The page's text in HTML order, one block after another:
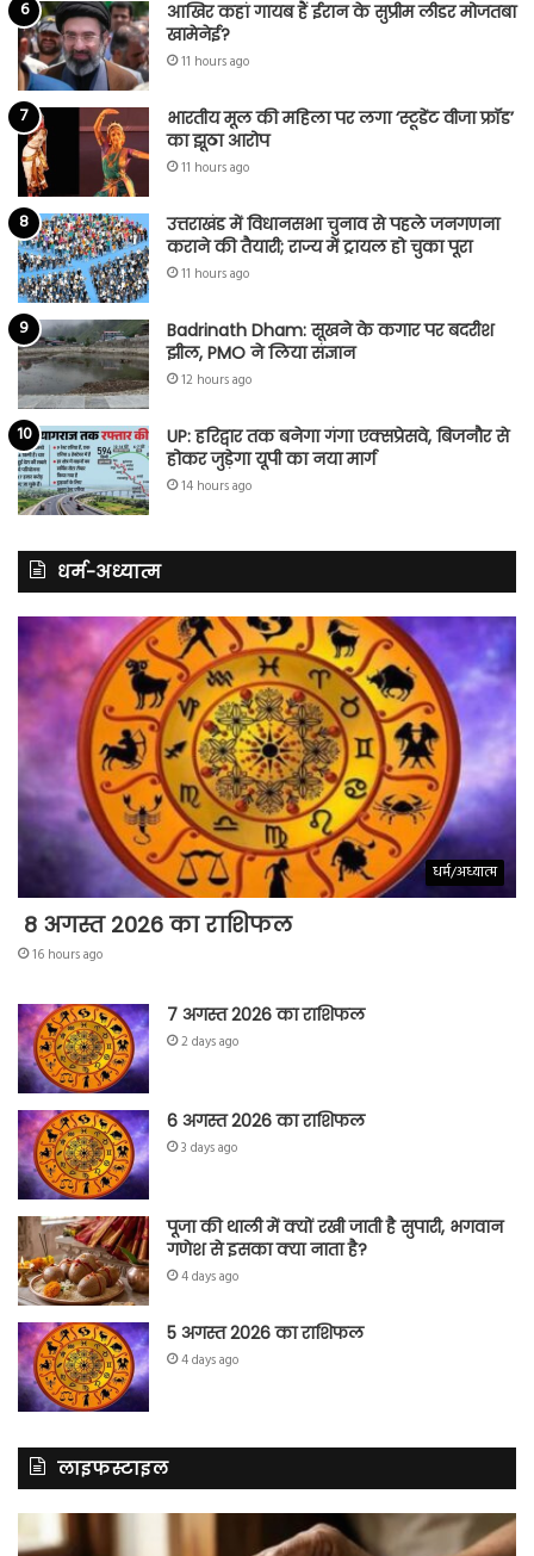
आखिर कहां गायब हैं ईरान के सुप्रीम लीडर मोजतबा
खामेनेई?
11 hours ago
भारतीय मूल की महिला पर लगा ‘स्टूडेंट वीजा फ्रॉड’
का झूठा आरोप
11 hours ago
उत्तराखंड में विधानसभा चुनाव से पहले जनगणना
कराने की तैयारी; राज्य में ट्रायल हो चुका पूरा
11 hours ago
Badrinath Dham: सूखने के कगार पर बदरीश
झील, PMO ने लिया संज्ञान
12 hours ago
UP: हरिद्वार तक बनेगा गंगा एक्सप्रेसवे, बिजनौर से
होकर जुड़ेगा यूपी का नया मार्ग
14 hours ago
धर्म-अध्यात्म
धर्म/अध्यात्म
8 अगस्त 2026 का राशिफल
16 hours ago
7 अगस्त 2026 का राशिफल
2 days ago
6 अगस्त 2026 का राशिफल
3 days ago
पूजा की थाली में क्यों रखी जाती है सुपारी, भगवान
गणेश से इसका क्या नाता है?
4 days ago
5 अगस्त 2026 का राशिफल
4 days ago
लाइफस्टाइल